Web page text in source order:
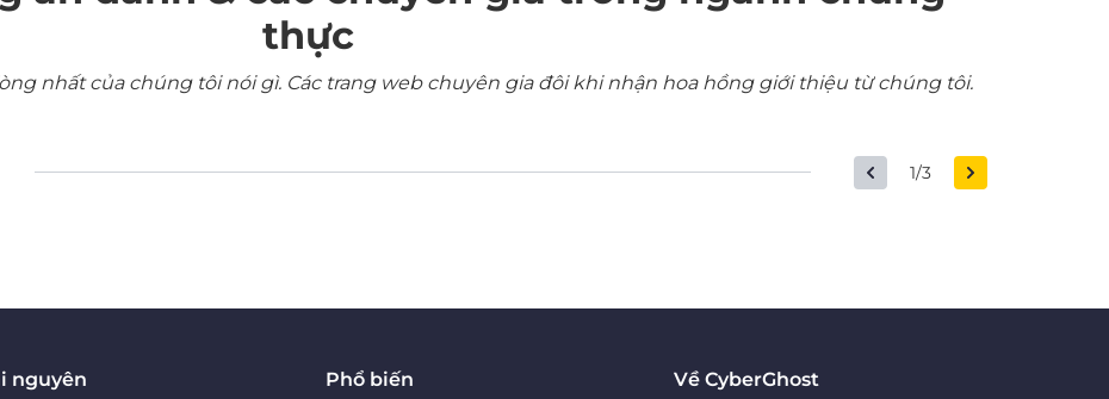
thực
nhất của chúng tôi nói gì. Các trang web chuyên gia đôi khi nhận hoa hồng giới thiệu từ chúng tôi.
1/3
nguyên Phổ biến Về CyberGhost